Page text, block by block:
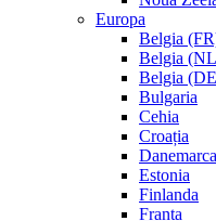
Europa
Belgia
Belgia
Belgia
Bulgaria
Cehia
Croația
Danemarca
Estonia
Finlanda
Franța